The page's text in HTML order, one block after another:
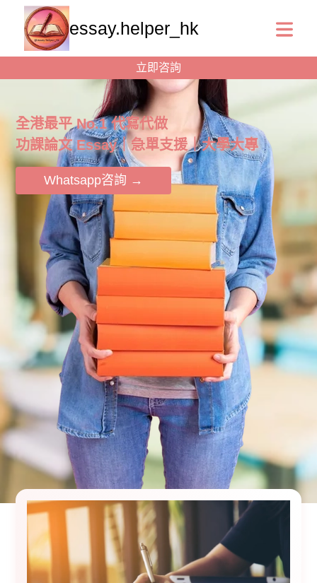
essay.helper_hk
立即咨詢
全港最平 No.1 代寫代做
功課論文 Essay｜急單支援｜大學大專
Whatsapp咨詢 →